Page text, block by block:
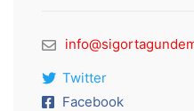
Twitter
Facebook